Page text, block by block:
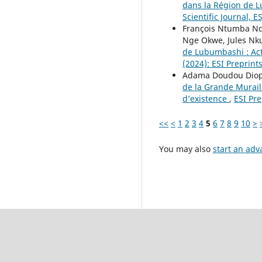
dans la Région de
Scientific Journal,
François Ntumba
Nge Okwe, Jules
de Lubumbashi :
(2024): ESI Preprints
Adama Doudou
de la Grande
d’existence , ESI
<< < 1 2 3 4 5 6 7 8 9 10 >
You may also start an